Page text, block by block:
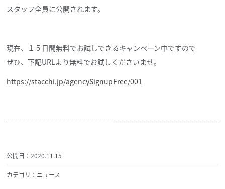
スタッフ全員に公開されます。
現在、１５日間無料でお試しできるキャンペーン中ですので
ぜひ、下記URLより無料でお試しくださいませ。
https://stacchi.jp/agencySignupFree/001
公開日：2020.11.15
カテゴリ：ニュース